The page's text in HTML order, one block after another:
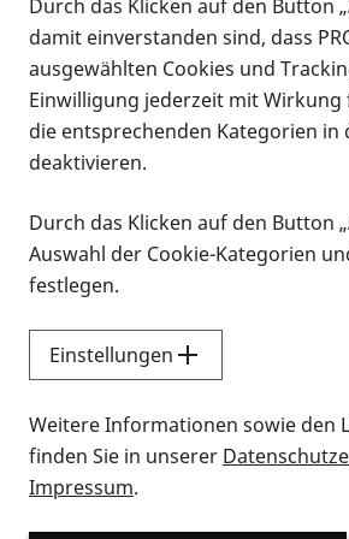
Infomaterial
Infomaterial
Vorlesen
Alle
Sie möchten
Durch das Klicken auf den Button
damit einverstanden sind, dass
ausgewählten Cookies und
Einwilligung jederzeit mit
die entsprechenden Kategorien in
deaktivieren.
Durch das Klicken auf den Button
Auswahl der Cookie-Kategorien
festlegen.
Einstellungen
Weitere Informationen sowie den
finden Sie in unserer
Impressum.